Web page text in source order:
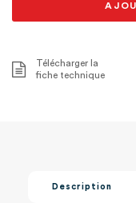
Télécharger la
fiche technique
Description